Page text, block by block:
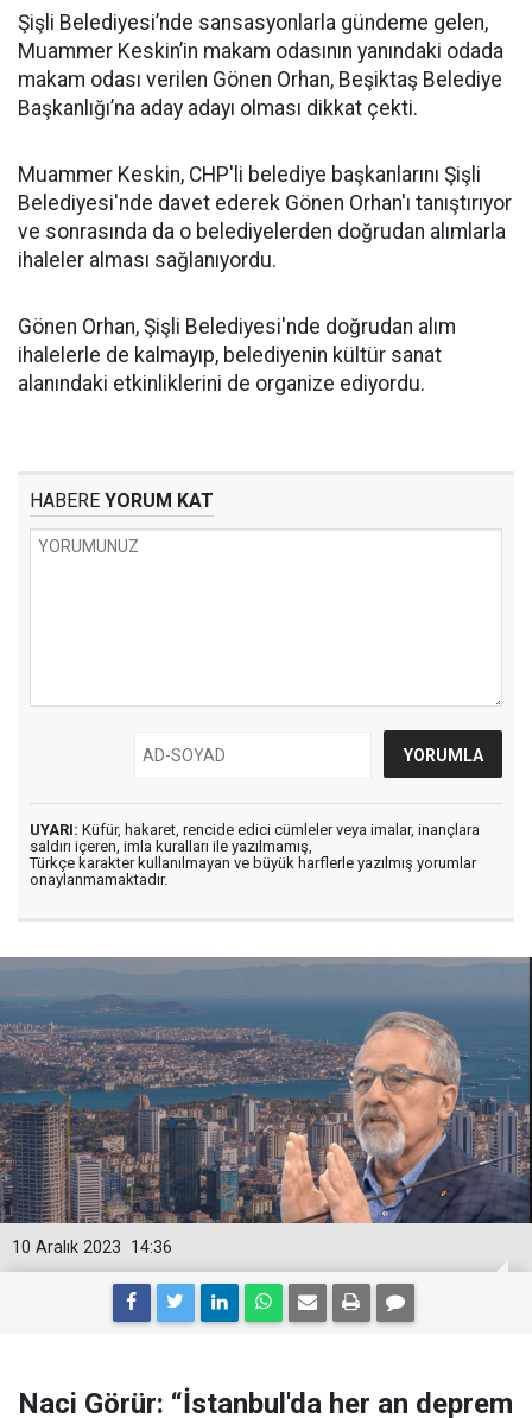
Şişli Belediyesi’nde sansasyonlarla gündeme gelen,
Muammer Keskin’in makam odasının yanındaki odada
makam odası verilen Gönen Orhan, Beşiktaş Belediye
Başkanlığı’na aday adayı olması dikkat çekti.
Muammer Keskin, CHP'li belediye başkanlarını Şişli
Belediyesi'nde davet ederek Gönen Orhan'ı tanıştırıyor
ve sonrasında da o belediyelerden doğrudan alımlarla
ihaleler alması sağlanıyordu.
Gönen Orhan, Şişli Belediyesi'nde doğrudan alım
ihalelerle de kalmayıp, belediyenin kültür sanat
alanındaki etkinliklerini de organize ediyordu.
HABERE YORUM KAT
UYARI: Küfür, hakaret, rencide edici cümleler veya imalar, inançlara
saldırı içeren, imla kuralları ile yazılmamış,
Türkçe karakter kullanılmayan ve büyük harflerle yazılmış yorumlar
onaylanmamaktadır.
14:36
10 Aralık 2023
Naci Görür: “İstanbul'da her an deprem